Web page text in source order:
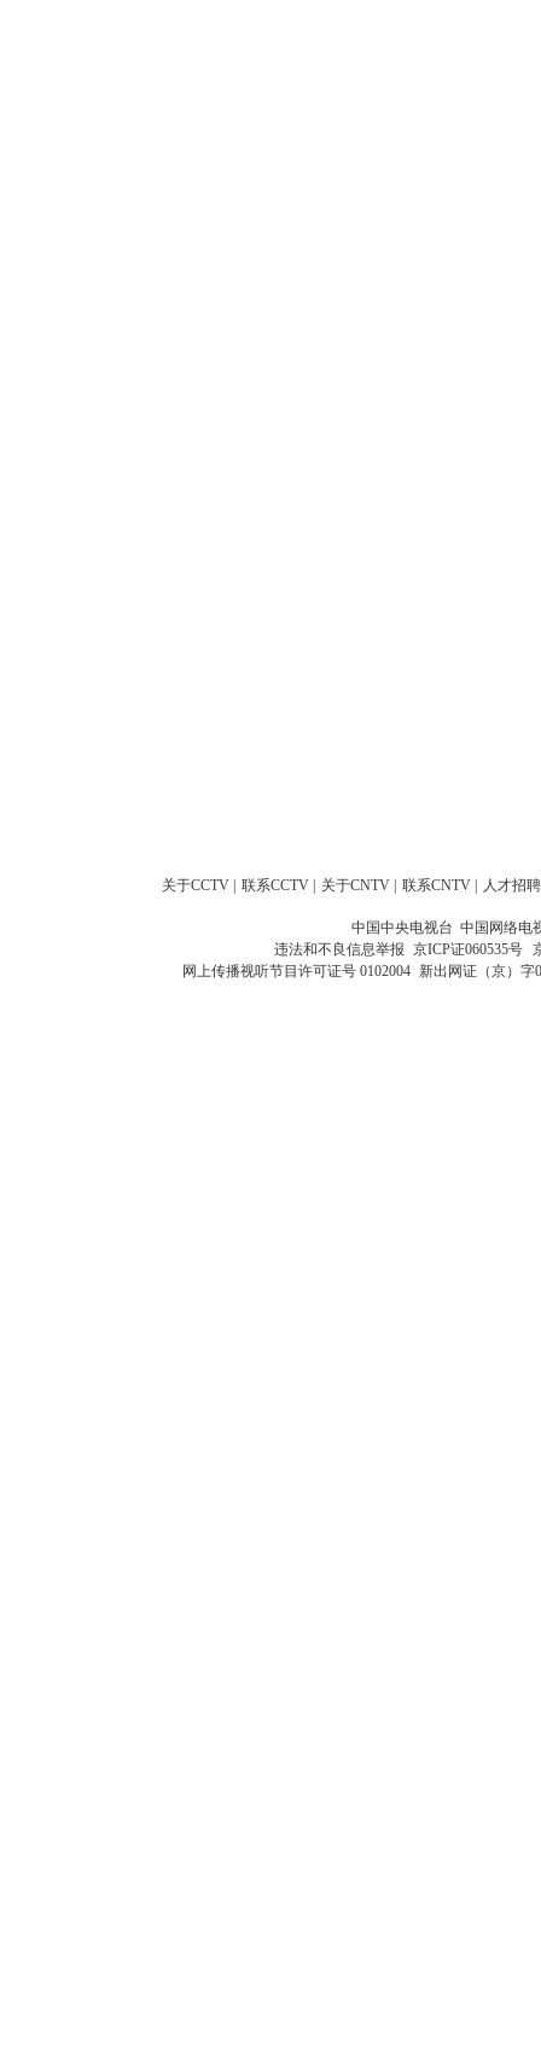
关于CCTV 联系CCTV 关于CNTV 联系CNTV 人才招聘
中国中央电视台 中国网络电
违法和不良信息举报 京ICP证060535号
网上传播视听节目许可证号 0102004 新出网证（京）